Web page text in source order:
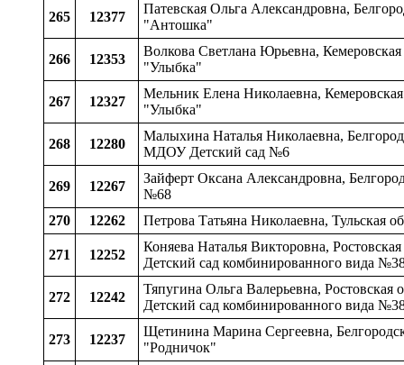
265 12377
Патевская Ольга Александровна,
"Антошка"
266 12353
Волкова Светлана Юрьевна,
"Улыбка"
267 12327
Мельник Елена Николаевна,
"Улыбка"
268 12280
Малыхина Наталья Николаевна,
МДОУ Детский сад №6
269 12267
Зайферт Оксана Александровна,
№68
270
12262 Петрова Татьяна Николаевна, Тульская
271 12252
Коняева Наталья Викторовна,
Детский сад комбинированного вида
272 12242
Тяпугина Ольга Валерьевна,
Детский сад комбинированного вида
273 12237
Щетинина Марина Сергеевна,
"Родничок"